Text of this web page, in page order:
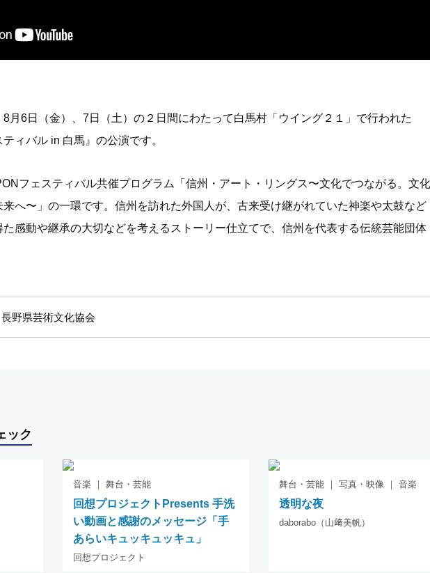
月6日（金）、7日（土）の２日間にわたって白馬村「ウイング２１」で行われた
ィバル in 白馬』の公演です。
フェスティバル共催プログラム「信州・アート・リングス〜文化でつながる。文化
へ〜」の一環です。信州を訪れた外国人が、古来受け継がれていた神楽や太鼓など
感動や継承の大切などを考えるストーリー仕立てで、信州を代表する伝統芸能団体
長野県芸術文化協会
ック
音楽 ｜ 舞台・芸能
回想プロジェクトPresents 手洗
い動画と感謝のメッセージ「手
あらいキュッキュッキュ」
回想プロジェクト
舞台・芸能 ｜ 写真・映像 ｜ 音楽
透明な夜
daborabo（山﨑美帆）